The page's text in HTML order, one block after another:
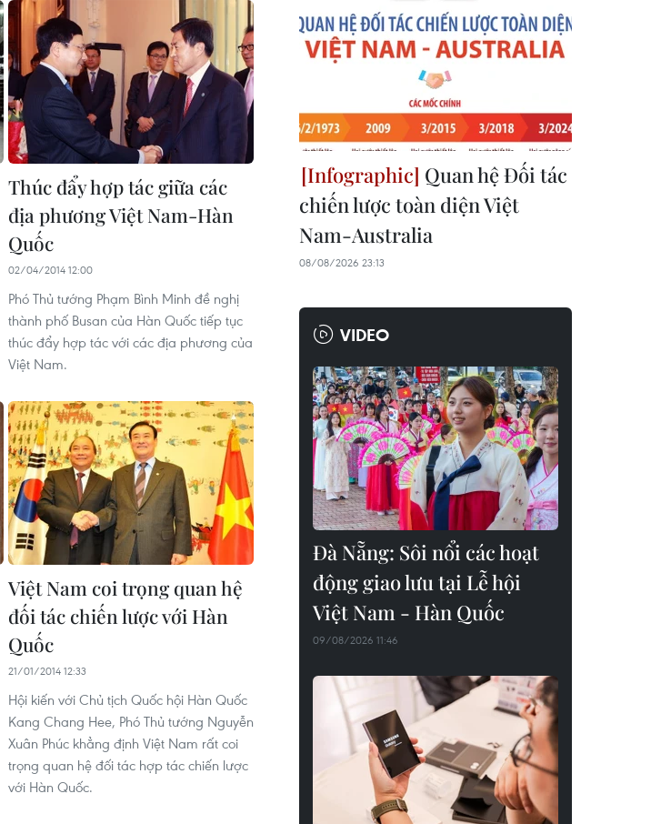
Thúc đẩy hợp tác giữa các
địa phương Việt Nam-Hàn
Quốc
02/04/2014 12:00
Phó Thủ tướng Phạm Bình Minh đề nghị
thành phố Busan của Hàn Quốc tiếp tục
thúc đẩy hợp tác với các địa phương của
Việt Nam.
Việt Nam coi trọng quan hệ
đối tác chiến lược với Hàn
Quốc
21/01/2014 12:33
Hội kiến với Chủ tịch Quốc hội Hàn Quốc
Kang Chang Hee, Phó Thủ tướng Nguyễn
Xuân Phúc khẳng định Việt Nam rất coi
trọng quan hệ đối tác hợp tác chiến lược
với Hàn Quốc.
Quan hệ Đối tác
chiến lược toàn diện Việt
Nam-Australia
08/08/2026 23:13
VIDEO
Đà Nẵng: Sôi nổi các hoạt
động giao lưu tại Lễ hội
Việt Nam - Hàn Quốc
09/08/2026 11:46